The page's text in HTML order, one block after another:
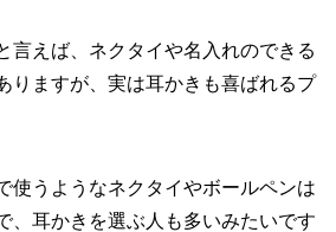
言えば、ネクタイや名入れのできる
りますが、実は耳かきも喜ばれるプ
使うようなネクタイやボールペンは
、耳かきを選ぶ人も多いみたいです